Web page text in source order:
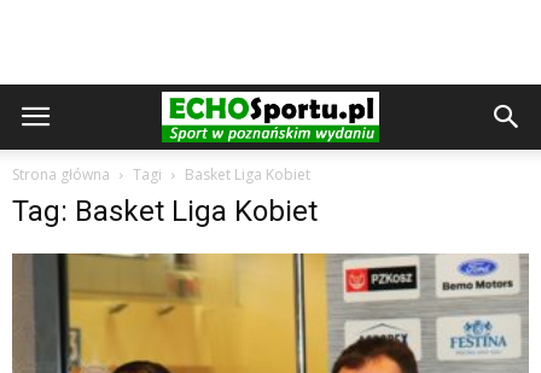
Strona główna Tagi Basket Liga Kobiet
Tag: Basket Liga Kobiet